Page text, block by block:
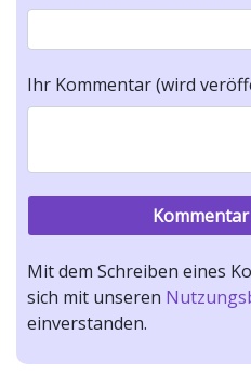
Ihr Kommentar (wird
Mit dem Schreiben eines
sich mit unseren
einverstanden.